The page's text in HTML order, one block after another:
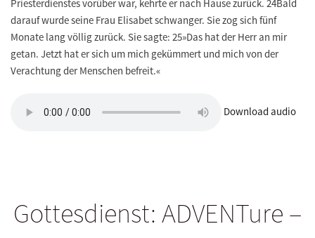
Priesterdienstes vorüber war, kehrte er nach Hause zurück. 24Bald
darauf wurde seine Frau Elisabet schwanger. Sie zog sich fünf
Monate lang völlig zurück. Sie sagte: 25»Das hat der Herr an mir
getan. Jetzt hat er sich um mich gekümmert und mich von der
Verachtung der Menschen befreit.«
Download audio
Gottesdienst: ADVENTure –